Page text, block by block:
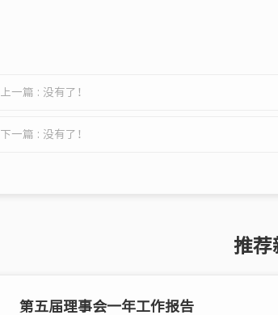
上一篇 : 没有了！
下一篇 : 没有了！
推荐
第五届理事会一年工作报告